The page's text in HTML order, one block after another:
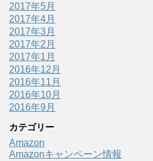
2017年5月
2017年4月
2017年3月
2017年2月
2017年1月
2016年12月
2016年11月
2016年10月
2016年9月
カテゴリー
Amazon
Amazonキャンペーン情報